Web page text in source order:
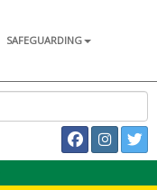
SAFEGUARDING